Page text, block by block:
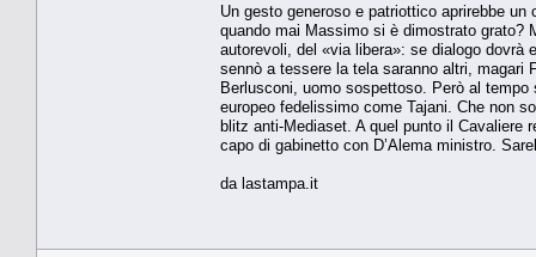
Un gesto generoso e patriottico aprirebbe
quando mai Massimo si è dimostrato grato?
autorevoli, del «via libera»: se dialogo dovrà
sennò a tessere la tela saranno altri, magari
Berlusconi, uomo sospettoso. Però al
europeo fedelissimo come Tajani. Che non
blitz anti-Mediaset. A quel punto il Cavaliere
capo di gabinetto con D’Alema ministro.
da lastampa.it